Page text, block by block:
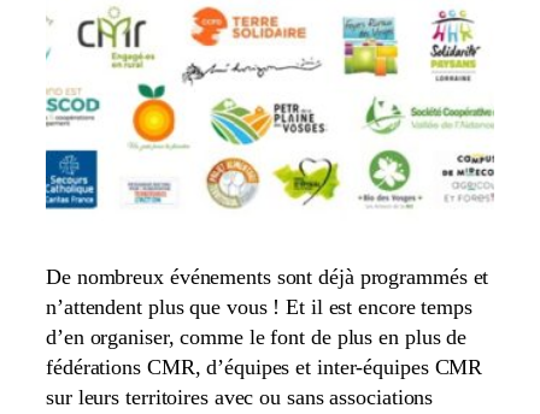
De nombreux événements sont déjà programmés et
n’attendent plus que vous ! Et il est encore temps
d’en organiser, comme le font de plus en plus de
fédérations CMR, d’équipes et inter-équipes CMR
sur leurs territoires avec ou sans associations